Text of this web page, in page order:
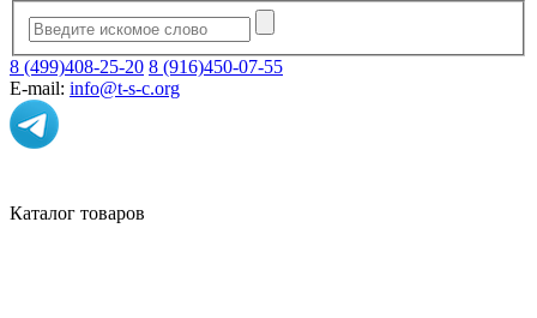
8 (499)408-25-20 8 (916)450-07-55
E-mail: info@t-s-c.org
Каталог товаров